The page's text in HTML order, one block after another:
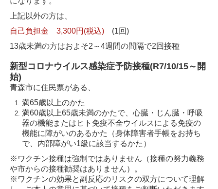
上記以外の方は、
自己負担金 3,300円(税込) (1回)
13歳未満の方はおよそ2～4週間の間隔で2回接種
新型コロナウイルス感染症予防接種(R7/10/15～開
始)
青森市に住民票がある、
満65歳以上のかた
満60歳以上65歳未満のかたで、心臓・じん臓・呼吸
器の機能またはヒト免疫不全ウイルスによる免疫の
機能に障がいのあるかた（身体障害者手帳をお持ち
で、内部障がい1級に該当するかた）
※ワクチン接種は強制ではありません（接種の努力義務
や市からの接種勧奨はありません）。
※ワクチンの効果と副反応のリスクの双方について理解